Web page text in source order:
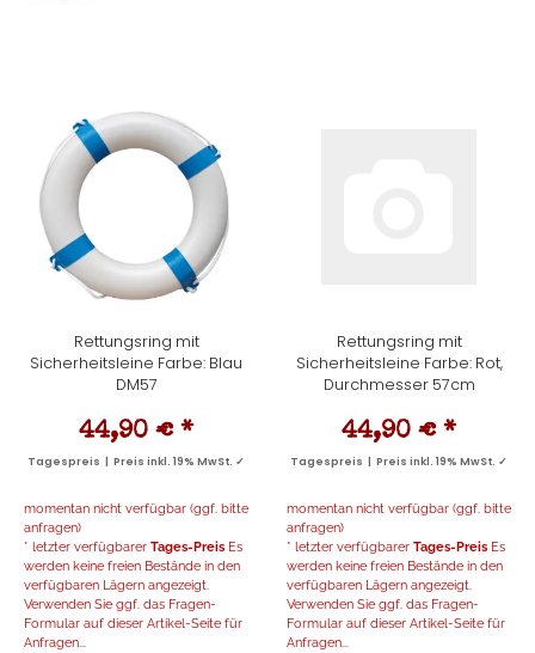
Rettungsring mit
Sicherheitsleine Farbe: Blau
DM57
44,90 € *
Tagespreis | Preis inkl. 19% MwSt. ✓
momentan nicht verfügbar (ggf. bitte
anfragen)
* letzter verfügbarer Tages-Preis Es
werden keine freien Bestände in den
verfügbaren Lägern angezeigt.
Verwenden Sie ggf. das Fragen-
Formular auf dieser Artikel-Seite für
Anfragen...
Rettungsring mit
Sicherheitsleine Farbe: Rot,
Durchmesser 57cm
44,90 € *
Tagespreis | Preis inkl. 19% MwSt. ✓
momentan nicht verfügbar (ggf. bitte
anfragen)
* letzter verfügbarer Tages-Preis Es
werden keine freien Bestände in den
verfügbaren Lägern angezeigt.
Verwenden Sie ggf. das Fragen-
Formular auf dieser Artikel-Seite für
Anfragen...